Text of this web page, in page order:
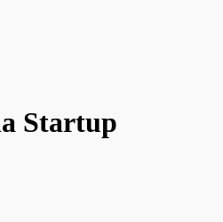
Startup